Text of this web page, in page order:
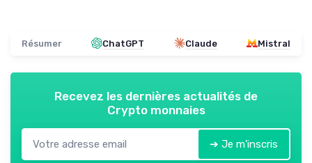
Résumer ChatGPT Claude Mistral
Recevez les dernières actualités de
Crypto monnaies
➔ Je m'inscris